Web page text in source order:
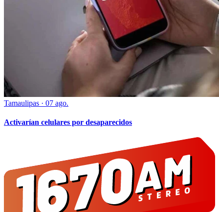
Tamaulipas · 07 ago.
Activarían celulares por desaparecidos